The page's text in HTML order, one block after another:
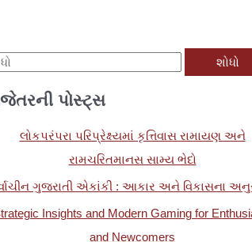
પોસ્ટ્સ
લોકપરંપરા પરિપ્રેક્ષ્યમાં કૃત્તિવાસ રામાયણ અને
રામચરિતમાનસ સામ્ય ભેદો
ગુજરાતી એકાંકી : આકાર અને વિકાસના
Insights and Modern Gaming for
and Newcomers